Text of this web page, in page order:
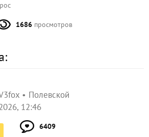
1686 просмотров
Полевской
12:46
6409